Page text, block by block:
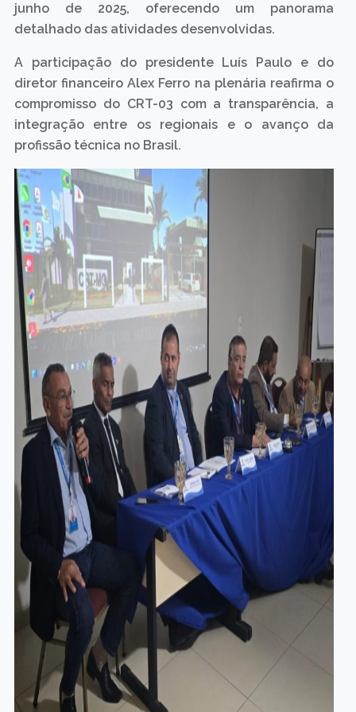
junho de 2025, oferecendo um panorama
detalhado das atividades desenvolvidas.
A participação do presidente Luís Paulo e do
diretor financeiro Alex Ferro na plenária reafirma o
compromisso do CRT-03 com a transparência, a
integração entre os regionais e o avanço da
profissão técnica no Brasil.